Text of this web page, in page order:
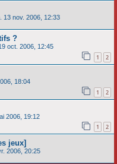
13 nov. 2006, 12:33
?
oct. 2006, 12:45
1 2
18:04
1 2
2006, 19:12
1 2
jeux]
2006, 20:25